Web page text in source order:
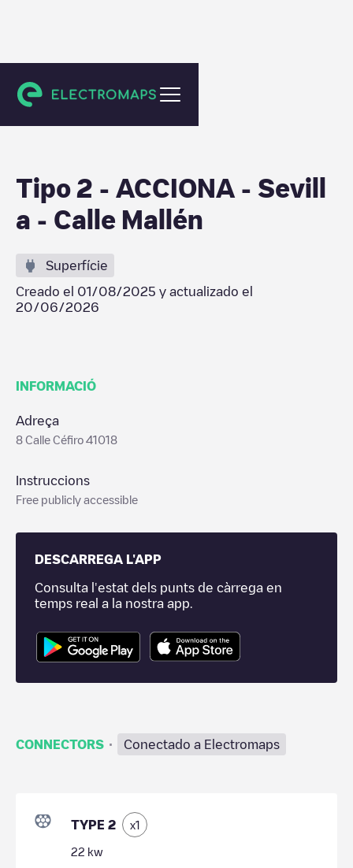
Sevilla
Tipo 2 - ACCIONA - Sevill
a - Calle Mallén
Superfície
Creado el 01/08/2025 y actualizado el
20/06/2026
INFORMACIÓ
Adreça
8 Calle Céfiro 41018
Instruccions
Free publicly accessible
DESCARREGA L'APP
Consulta l'estat dels punts de càrrega en
temps real a la nostra app.
CONNECTORS · Conectado a Electromaps
TYPE 2 x1
22 kw